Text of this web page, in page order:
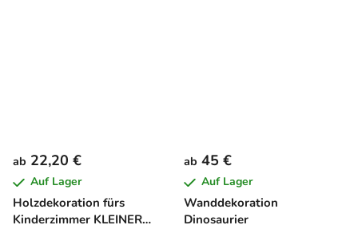
Holzdekoration fürs
Kinderzimmer KLEINER
ab 22,20 €
Auf Lager
Wanddekoration
Dinosaurier
ab 45 €
Auf Lager